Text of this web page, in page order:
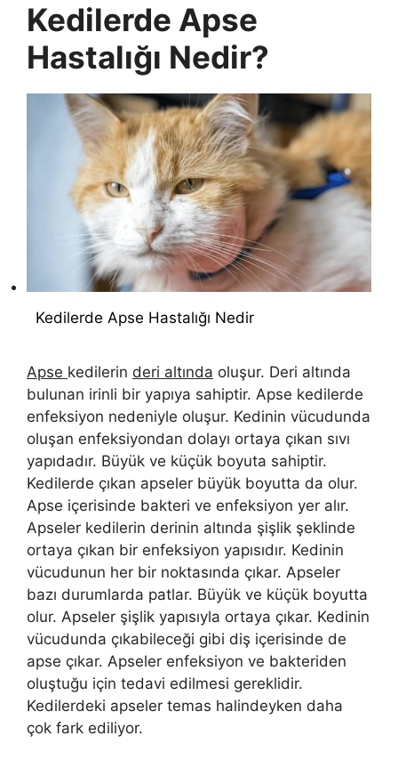
Kedilerde Apse
Hastalığı Nedir?
Kedilerde Apse Hastalığı Nedir
Apse kedilerin deri altında oluşur. Deri altında
bulunan irinli bir yapıya sahiptir. Apse kedilerde
enfeksiyon nedeniyle oluşur. Kedinin vücudunda
oluşan enfeksiyondan dolayı ortaya çıkan sıvı
yapıdadır. Büyük ve küçük boyuta sahiptir.
Kedilerde çıkan apseler büyük boyutta da olur.
Apse içerisinde bakteri ve enfeksiyon yer alır.
Apseler kedilerin derinin altında şişlik şeklinde
ortaya çıkan bir enfeksiyon yapısıdır. Kedinin
vücudunun her bir noktasında çıkar. Apseler
bazı durumlarda patlar. Büyük ve küçük boyutta
olur. Apseler şişlik yapısıyla ortaya çıkar. Kedinin
vücudunda çıkabileceği gibi diş içerisinde de
apse çıkar. Apseler enfeksiyon ve bakteriden
oluştuğu için tedavi edilmesi gereklidir.
Kedilerdeki apseler temas halindeyken daha
çok fark ediliyor.